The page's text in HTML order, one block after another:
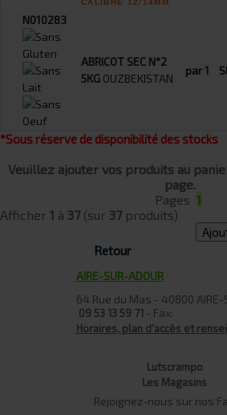
CALIBRE 12/14MM
N010283
ABRICOT SEC N°2
5KG OUZBEKISTAN
par 1
*Sous réserve de disponibilité des stocks
Veuillez ajouter vos produits au
page.
Pages 1
Afficher 1 à 37 (sur 37 produits)
Retour
AIRE-SUR-ADOUR
64 Rue du Mas - 40800 AIRE-
09 53 13 59 71 - Fax:
Horaires, plan d'accès et
Lutscrampo
Les Magasins
Rejoignez-nous sur nos